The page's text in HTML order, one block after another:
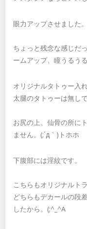
眼力アップさせました。
ちょっと残念な感じだ
ームアップ、瞳うるう
オリジナルタトゥー入れ
太腿のタトゥーは無しで
お尻の上、仙骨の所に
ません。(;´д｀)トホホ
下腹部には淫紋です。
こちらもオリジナルト
どちらもデカールの段
したから。(;^_^A